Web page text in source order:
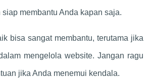
membantu Anda kapan saja.
bisa sangat membantu, terutama jika
mengelola website. Jangan ragu
jika Anda menemui kendala.